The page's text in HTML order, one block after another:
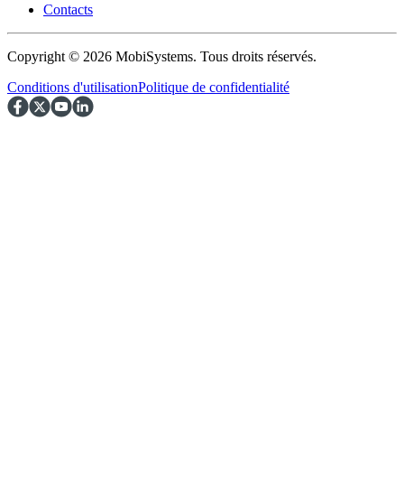
Contacts
Copyright © 2026 MobiSystems. Tous droits réservés.
Conditions d'utilisationPolitique de confidentialité